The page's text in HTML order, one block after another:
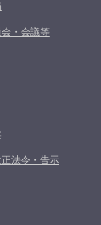
・会議等
法令・告示